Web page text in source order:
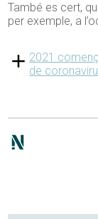
També es cert,
per exemple, a
2021
de